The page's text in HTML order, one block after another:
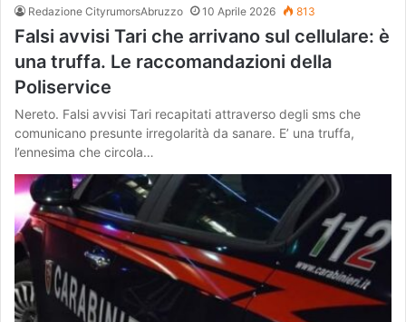
Redazione CityrumorsAbruzzo 10 Aprile 2026 813
Falsi avvisi Tari che arrivano sul cellulare: è
una truffa. Le raccomandazioni della
Poliservice
Nereto. Falsi avvisi Tari recapitati attraverso degli sms che
comunicano presunte irregolarità da sanare. E’ una truffa,
l’ennesima che circola…